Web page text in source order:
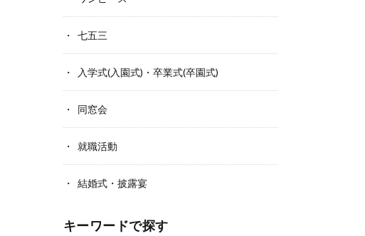
七五三
入学式(入園式)・卒業式(卒園式)
同窓会
就職活動
結婚式・披露宴
キーワードで探す